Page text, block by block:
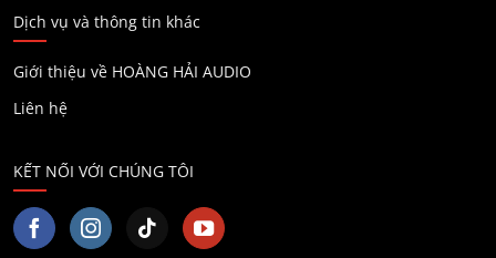
Dịch vụ và thông tin khác
Giới thiệu về HOÀNG HẢI AUDIO
Liên hệ
KẾT NỐI VỚI CHÚNG TÔI